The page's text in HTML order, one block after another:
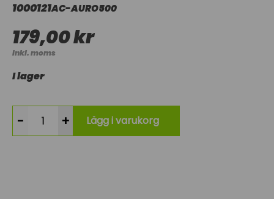
1000121AC-AURO500
179,00 kr
Inkl. moms
I lager
- + Lägg i varukorg